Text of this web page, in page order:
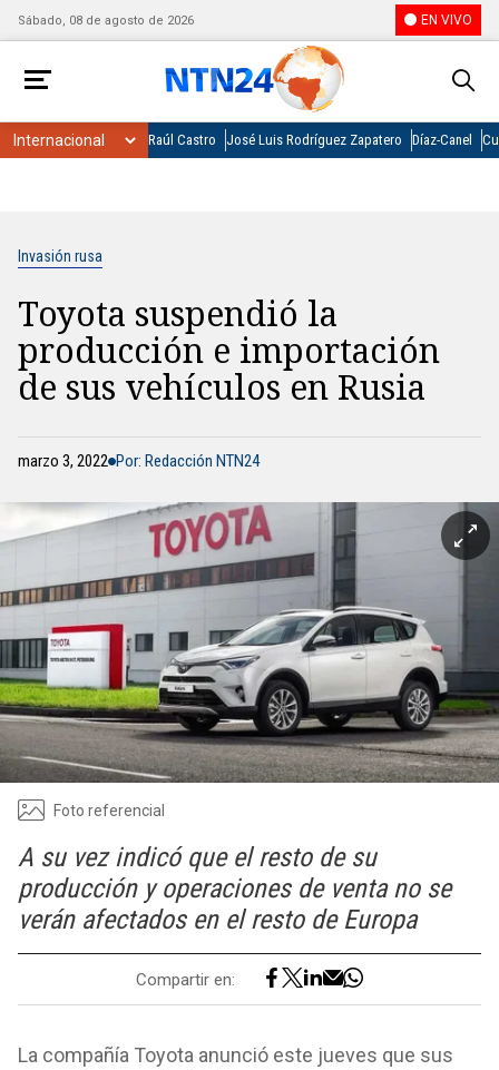
Sábado, 08 de agosto de 2026 EN VIVO
Raúl Castro José Luis Rodríguez Zapatero Díaz-Canel
Invasión rusa
Toyota suspendió la
producción e importación
de sus vehículos en Rusia
marzo 3, 2022 Por: Redacción NTN24
Foto referencial
A su vez indicó que el resto de su
producción y operaciones de venta no se
verán afectados en el resto de Europa
Compartir en:
La compañía Toyota anunció este jueves que sus